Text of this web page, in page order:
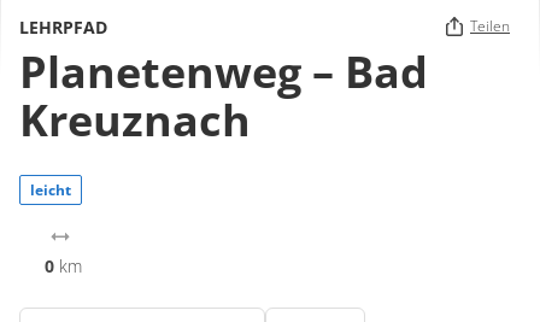
LEHRPFAD Teilen
Planetenweg – Bad
Kreuznach
leicht
0 km